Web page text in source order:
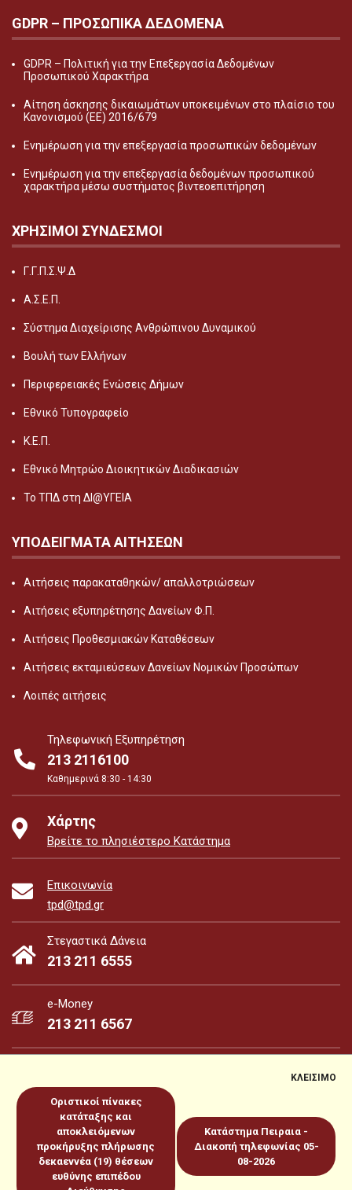
GDPR – ΠΡΟΣΩΠΙΚA ΔΕΔΟΜEΝΑ
GDPR – Πολιτική για την Επεξεργασία Δεδομένων
Προσωπικού Χαρακτήρα
Αίτηση άσκησης δικαιωμάτων υποκειμένων στο πλαίσιο του
Κανονισμού (ΕΕ) 2016/679
Ενημέρωση για την επεξεργασία προσωπικών δεδομένων
Ενημέρωση για την επεξεργασία δεδομένων προσωπικού
χαρακτήρα μέσω συστήματος βιντεοεπιτήρηση
ΧΡΗΣΙΜΟΙ ΣΥΝΔΕΣΜΟΙ
Γ.Γ.Π.Σ.Ψ.Δ
Α.Σ.Ε.Π.
Σύστημα Διαχείρισης Ανθρώπινου Δυναμικού
Βουλή των Ελλήνων
Περιφερειακές Ενώσεις Δήμων
Εθνικό Τυπογραφείο
Κ.Ε.Π.
Εθνικό Μητρώο Διοικητικών Διαδικασιών
Το ΤΠΔ στη ΔΙ@ΥΓΕΙΑ
ΥΠΟΔΕΙΓΜΑΤΑ ΑΙΤΗΣΕΩΝ
Αιτήσεις παρακαταθηκών/ απαλλοτριώσεων
Αιτήσεις εξυπηρέτησης Δανείων Φ.Π.
Αιτήσεις Προθεσμιακών Καταθέσεων
Αιτήσεις εκταμιεύσεων Δανείων Νομικών Προσώπων
Λοιπές αιτήσεις
Τηλεφωνική Εξυπηρέτηση
213 2116100
Καθημερινά 8:30 - 14:30
Χάρτης
Βρείτε το πλησιέστερο Κατάστημα
Επικοινωνία
tpd@tpd.gr
Στεγαστικά Δάνεια
213 211 6555
e-Money
213 211 6567
e-Money
Sitemap Πολιτική για Cookies
Προστασία Προσωπικών
ΔεδομένωνΌροι χρήσεως
Copyright 2026 © www.tpd.gr
ΚΛΕΙΣΙΜΟ
Οριστικοί πίνακες
κατάταξης και
αποκλειόμενων
προκήρυξης πλήρωσης
δεκαεννέα (19) θέσεων
ευθύνης επιπέδου
Κατάστημα Πειραια -
Διακοπή τηλεφωνίας 05-
08-2026